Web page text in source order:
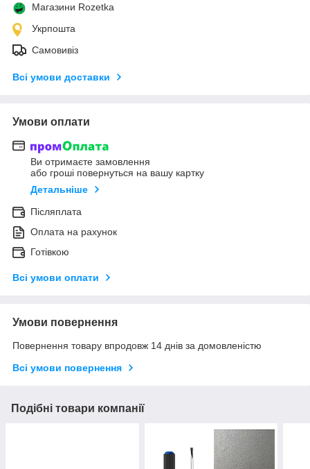
Магазини Rozetka
Укрпошта
Самовивіз
Всі умови доставки
Умови оплати
Ви отримаєте замовлення
або гроші повернуться на вашу картку
Детальніше
Післяплата
Оплата на рахунок
Готівкою
Всі умови оплати
Умови повернення
Повернення товару впродовж 14 днів за домовленістю
Всі умови повернення
Подібні товари компанії